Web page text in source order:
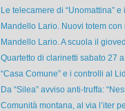
Le telecamere di “Unomattina” e
Mandello Lario. Nuovi totem con
Mandello Lario. A scuola il
Quartetto di clarinetti sabato 27 a
“Casa Comune” e i controlli al
Da “Silea” avviso anti-truffa:
Comunità montana, al via l’iter